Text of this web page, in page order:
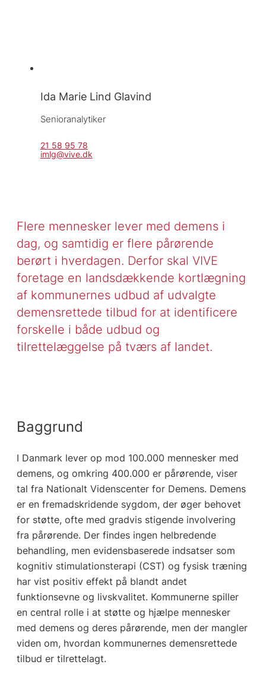
Ida Marie Lind Glavind
Senioranalytiker
21 58 95 78
imlg@vive.dk
Flere mennesker lever med demens i
dag, og samtidig er flere pårørende
berørt i hverdagen. Derfor skal VIVE
foretage en landsdækkende kortlægning
af kommunernes udbud af udvalgte
demensrettede tilbud for at identificere
forskelle i både udbud og
tilrettelæggelse på tværs af landet.
Baggrund
I Danmark lever op mod 100.000 mennesker med
demens, og omkring 400.000 er pårørende, viser
tal fra Nationalt Videnscenter for Demens. Demens
er en fremadskridende sygdom, der øger behovet
for støtte, ofte med gradvis stigende involvering
fra pårørende. Der findes ingen helbredende
behandling, men evidensbaserede indsatser som
kognitiv stimulationsterapi (CST) og fysisk træning
har vist positiv effekt på blandt andet
funktionsevne og livskvalitet. Kommunerne spiller
en central rolle i at støtte og hjælpe mennesker
med demens og deres pårørende, men der mangler
viden om, hvordan kommunernes demensrettede
tilbud er tilrettelagt.